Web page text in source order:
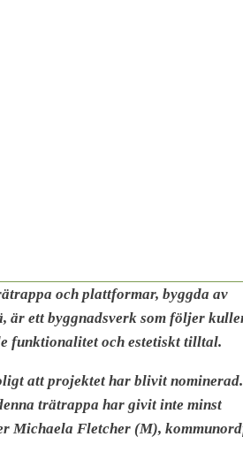
och plattformar, byggda av
är ett byggnadsverk som följer
funktionalitet och estetiskt tilltal.
att projektet har blivit
trätrappa har givit inte minst
Michaela Fletcher (M),